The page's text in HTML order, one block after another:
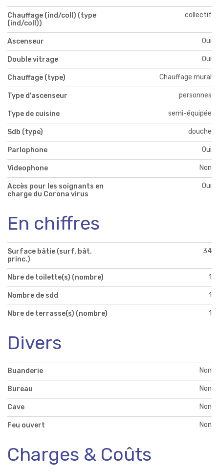
Chauffage (ind/coll) (type
(ind/coll))
collectif
Ascenseur Oui
Double vitrage Oui
Chauffage (type) Chauffage mural
Type d'ascenseur personnes
Type de cuisine semi-équipée
Sdb (type) douche
Parlophone Oui
Videophone Non
Accès pour les soignants en
charge du Corona virus
Oui
En chiffres
Surface bâtie (surf. bât.
princ.)
34
Nbre de toilette(s) (nombre) 1
Nombre de sdd 1
Nbre de terrasse(s) (nombre) 1
Divers
Buanderie Non
Bureau Non
Cave Non
Feu ouvert Non
Charges & Coûts